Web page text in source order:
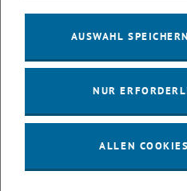
AUSWAHL
NUR
ALLEN